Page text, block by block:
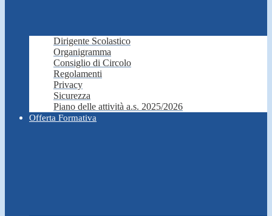
Dirigente Scolastico
Organigramma
Consiglio di Circolo
Regolamenti
Privacy
Sicurezza
Piano delle attività a.s. 2025/2026
Offerta Formativa